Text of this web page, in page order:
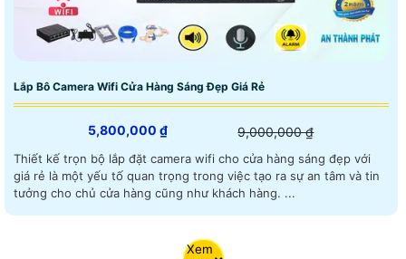
Lắp Bô Camera Wifi Cửa Hàng Sáng Đẹp Giá Rẻ
5,800,000 ₫ 9,000,000 ₫
Thiết kế trọn bộ lắp đặt camera wifi cho cửa hàng sáng đẹp với
giá rẻ là một yếu tố quan trọng trong việc tạo ra sự an tâm và tin
tưởng cho chủ cửa hàng cũng như khách hàng. ...
Xem